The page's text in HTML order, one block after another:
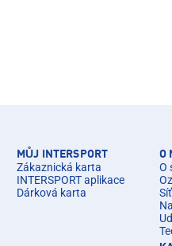
MŮJ INTERSPORT
Zákaznická karta
INTERSPORT aplikace
Dárková karta
O
O